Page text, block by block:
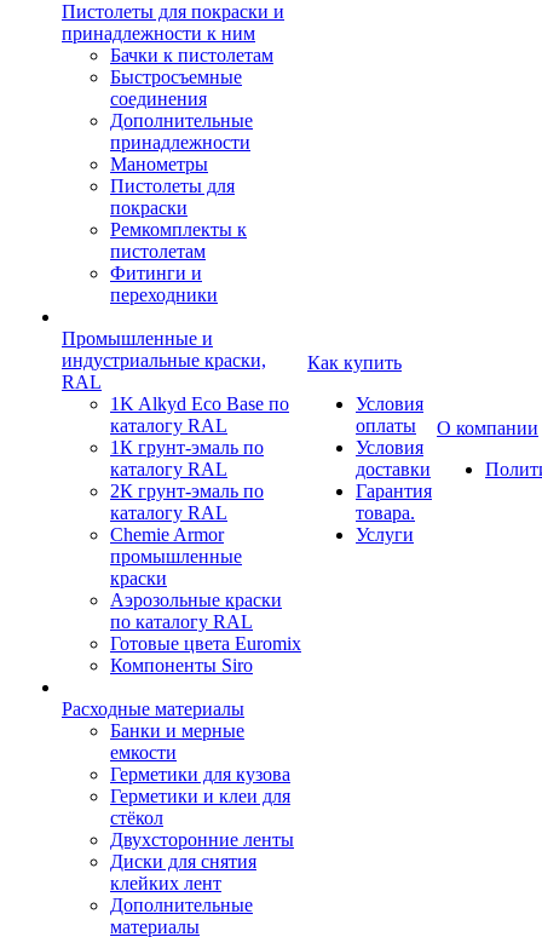
Пистолеты для покраски и
принадлежности к ним
Бачки к пистолетам
Быстросъемные
соединения
Дополнительные
принадлежности
Манометры
Пистолеты для
покраски
Ремкомплекты к
пистолетам
Фитинги и
переходники
Промышленные и
индустриальные краски,
RAL
1K Alkyd Eco Base по
каталогу RAL
1К грунт-эмаль по
каталогу RAL
2К грунт-эмаль по
каталогу RAL
Chemie Armor
промышленные
краски
Аэрозольные краски
по каталогу RAL
Готовые цвета Euromix
Компоненты Siro
Расходные материалы
Банки и мерные
емкости
Герметики для кузова
Герметики и клеи для
стёкол
Двухсторонние ленты
Диски для снятия
клейких лент
Дополнительные
материалы
Как купить
Условия
оплаты
Условия
доставки
Гарантия
товара.
Услуги
О компании